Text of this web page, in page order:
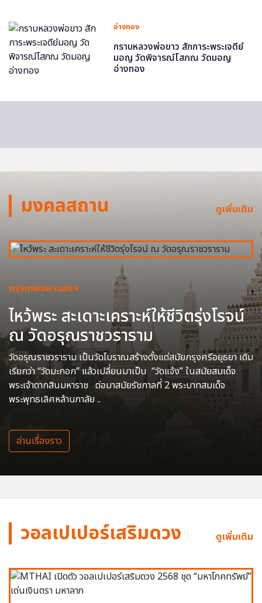
อ่างทอง
กราบหลวงพ่อขาว สักการะพระเจดีย์
มอญ วัดพิจารณ์โสภณ วัดมอญ
อ่างทอง
มงคลสถาน ดูเพิ่มเติม
กรุงเทพมหานครฯ
ไหว้พระ สะเดาะเคราะห์ให้ชีวิตรุ่งโรจน์
ณ วัดอรุณราชวราราม
วัดอรุณราชวราราม เป็นวัดโบราณสร้างตั้งแต่สมัยกรุงศรีอยุธยา เดิม
เรียกว่า “วัดมะกอก” แล้วเปลี่ยนมาเป็น “วัดแจ้ง” ในสมัยสมเด็จ
พระเจ้าตากสินมหาราช ต่อมาสมัยรัชกาลที่ 2 พระบาทสมเด็จ
พระพุทธเลิศหล้านภาลัย ..
อ่านเรื่องราว
วอลเปเปอร์เสริมดวง ดูเพิ่มเติม